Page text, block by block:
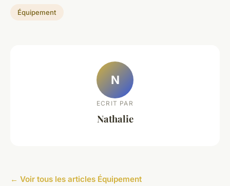
Équipement
N
ECRIT PAR
Nathalie
← Voir tous les articles Équipement